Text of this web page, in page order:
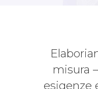
misura
esigenze